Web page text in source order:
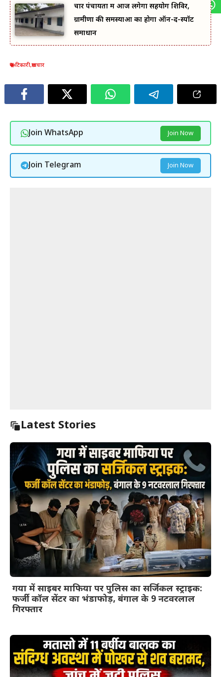
चार पंचायतों में आज लगेगा सहयोग शिविर,
ग्रामीणों की समस्याओं का होगा ऑन-द-स्पॉट
समाधान
टिकारी,भ्रष्टाचार
Join WhatsApp Join Now
Join Telegram Join Now
Latest Stories
गया में साइबर माफिया पर पुलिस का सर्जिकल स्ट्राइक:
फर्जी कॉल सेंटर का भंडाफोड़, बंगाल के 9 नटवरलाल
गिरफ्तार